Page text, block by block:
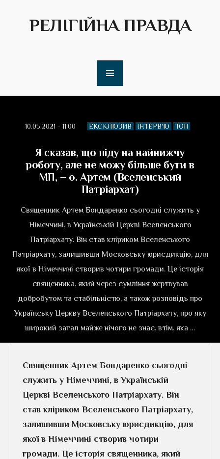
РЕЛІГІЙНА ПРАВДА
10.05.2021 - 11:00 ЕКСКЛЮЗИВ ІНТЕРВ'Ю ТОП
Я сказав, що піду на найнижчу
роботу, але не можу більше бути в
МП, – о. Артем (Вселенський
Патріархат)
Священник Артем Бондаренко сьогодні служить у
Німеччині, в Українській Церкві Вселенського
Патріархату. Він став кліриком Вселенського
Патріархату, залишивши Московську юрисдикцію, для
якої в Німеччині створив чотири громади. Це історія
священника, який через сумління жертвував
добробутом та стабільністю, а також розповідь про
Українську Церкву Вселенського Патріархату, про яку
широкий загал майже нічого не знає, втім, яка …
Священник Артем Бондаренко сьогодні
служить у Німеччині, в Українській
Церкві Вселенського Патріархату. Він
став кліриком Вселенського Патріархату,
залишивши Московську юрисдикцію, для
якої в Німеччині створив чотири
громади. Це історія священника, який